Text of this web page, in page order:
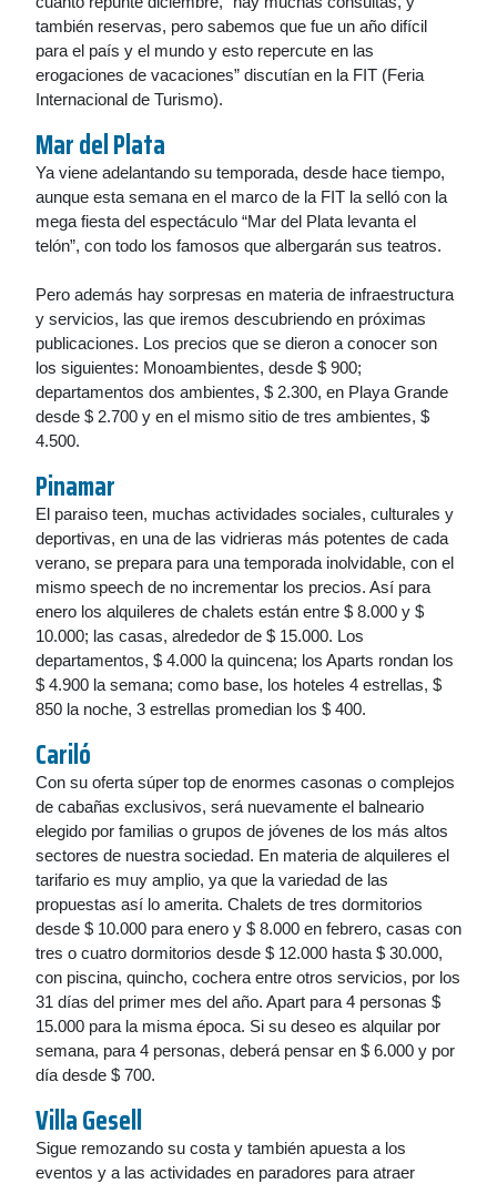
también reservas, pero sabemos que fue un año difícil
para el país y el mundo y esto repercute en las
erogaciones de vacaciones” discutían en la FIT (Feria
Internacional de Turismo).
Mar del Plata
Ya viene adelantando su temporada, desde hace tiempo,
aunque esta semana en el marco de la FIT la selló con la
mega fiesta del espectáculo “Mar del Plata levanta el
telón”, con todo los famosos que albergarán sus teatros.
Pero además hay sorpresas en materia de infraestructura
y servicios, las que iremos descubriendo en próximas
publicaciones. Los precios que se dieron a conocer son
los siguientes: Monoambientes, desde $ 900;
departamentos dos ambientes, $ 2.300, en Playa Grande
desde $ 2.700 y en el mismo sitio de tres ambientes, $
4.500.
Pinamar
El paraiso teen, muchas actividades sociales, culturales y
deportivas, en una de las vidrieras más potentes de cada
verano, se prepara para una temporada inolvidable, con el
mismo speech de no incrementar los precios. Así para
enero los alquileres de chalets están entre $ 8.000 y $
10.000; las casas, alrededor de $ 15.000. Los
departamentos, $ 4.000 la quincena; los Aparts rondan los
$ 4.900 la semana; como base, los hoteles 4 estrellas, $
850 la noche, 3 estrellas promedian los $ 400.
Cariló
Con su oferta súper top de enormes casonas o complejos
de cabañas exclusivos, será nuevamente el balneario
elegido por familias o grupos de jóvenes de los más altos
sectores de nuestra sociedad. En materia de alquileres el
tarifario es muy amplio, ya que la variedad de las
propuestas así lo amerita. Chalets de tres dormitorios
desde $ 10.000 para enero y $ 8.000 en febrero, casas con
tres o cuatro dormitorios desde $ 12.000 hasta $ 30.000,
con piscina, quincho, cochera entre otros servicios, por los
31 días del primer mes del año. Apart para 4 personas $
15.000 para la misma época. Si su deseo es alquilar por
semana, para 4 personas, deberá pensar en $ 6.000 y por
día desde $ 700.
Villa Gesell
Sigue remozando su costa y también apuesta a los
eventos y a las actividades en paradores para atraer